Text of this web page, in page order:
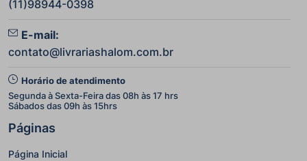
(11)98944-0398
E-mail:
contato@livrariashalom.com.br
Horário de atendimento
Segunda à Sexta-Feira das 08h às 17 hrs
Sábados das 09h às 15hrs
Páginas
Página Inicial